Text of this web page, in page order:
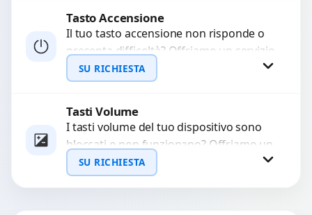
Richiedi Preventivo
WhatsApp
Tasto Accensione
Il tuo tasto accensione non risponde o
presenta difficoltà? Offriamo un servizio
professionale di riparazione o
sostituzione utilizzando componenti di...
SU RICHIESTA
Richiedi Preventivo
WhatsApp
Tasti Volume
I tasti volume del tuo dispositivo sono
bloccati o non funzionano? Offriamo un
servizio di riparazione o sostituzione
con ricambi...
SU RICHIESTA